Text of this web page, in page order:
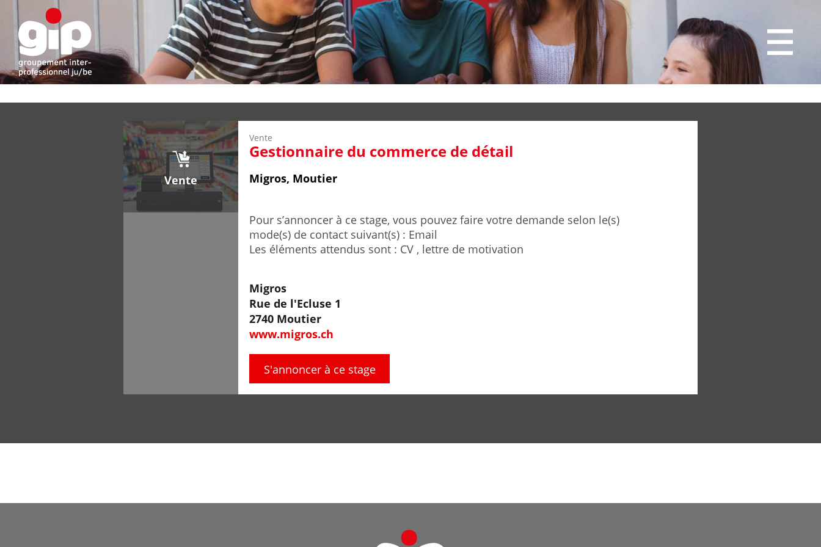
Vente
Vente
Gestionnaire du commerce de détail
Migros, Moutier
Pour s’annoncer à ce stage, vous pouvez faire votre demande selon le(s)
mode(s) de contact suivant(s) : Email
Les éléments attendus sont : CV , lettre de motivation
Migros
Rue de l'Ecluse 1
2740 Moutier
www.migros.ch
S'annoncer à ce stage